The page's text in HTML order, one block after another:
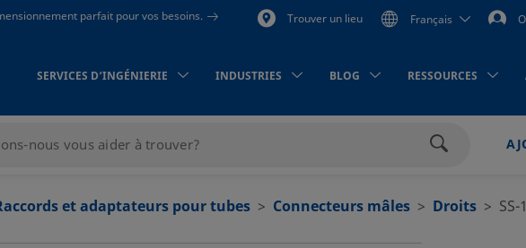
parfait pour vos besoins. Trouver un lieu Français
SERVICES D’INGÉNIERIE INDUSTRIES BLOG RESSOURCES
et adaptateurs pour tubes Connecteurs mâles Droits